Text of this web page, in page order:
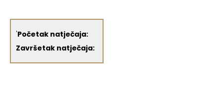
'Početak natječaja:
Završetak natječaja: